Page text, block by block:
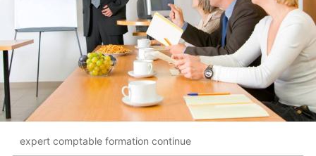
expert comptable formation continue